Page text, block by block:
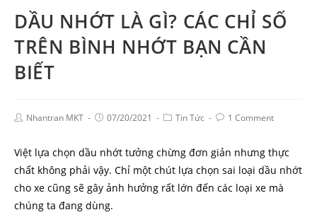
DẦU NHỚT LÀ GÌ? CÁC CHỈ SỐ
TRÊN BÌNH NHỚT BẠN CẦN
BIẾT
Nhantran MKT 07/20/2021 Tin Tức 1 Comment
Việt lựa chọn dầu nhớt tưởng chừng đơn giản nhưng thực
chất không phải vậy. Chỉ một chút lựa chọn sai loại dầu nhớt
cho xe cũng sẽ gây ảnh hưởng rất lớn đến các loại xe mà
chúng ta đang dùng.